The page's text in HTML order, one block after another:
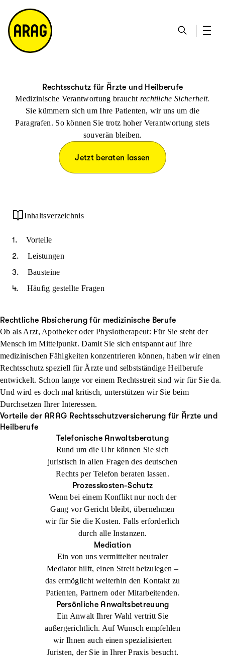
h
e
ta
k
ts
ei
te
e
m
a
p
Rechtsschutz für Ärzte und Heilberufe
Medizinische Verantwortung braucht rechtliche Sicherheit.
Sie kümmern sich um Ihre Patienten, wir uns um die
Paragrafen. So können Sie trotz hoher Verantwortung stets
souverän bleiben.
Jetzt beraten lassen
Inhaltsverzeichnis
Vorteile
Leistungen
Bausteine
Häufig gestellte Fragen
Rechtliche Absicherung für medizinische Berufe
Ob als Arzt, Apotheker oder Physiotherapeut: Für Sie steht der
Mensch im Mittelpunkt. Damit Sie sich entspannt auf Ihre
medizinischen Fähigkeiten konzentrieren können, haben wir einen
Rechtsschutz speziell für Ärzte und selbstständige Heilberufe
entwickelt. Schon lange vor einem Rechtsstreit sind wir für Sie da.
Und wird es doch mal kritisch, unterstützen wir Sie beim
Durchsetzen Ihrer Interessen.
Vorteile der ARAG Rechtsschutzversicherung für Ärzte und
Heilberufe
Telefonische Anwaltsberatung
Rund um die Uhr können Sie sich
juristisch in allen Fragen des deutschen
Rechts per Telefon beraten lassen.
Prozesskosten-Schutz
Wenn bei einem Konflikt nur noch der
Gang vor Gericht bleibt, übernehmen
wir für Sie die Kosten. Falls erforderlich
durch alle Instanzen.
Mediation
Ein von uns vermittelter neutraler
Mediator hilft, einen Streit beizulegen –
das ermöglicht weiterhin den Kontakt zu
Patienten, Partnern oder Mitarbeitenden.
Persönliche Anwaltsbetreuung
Ein Anwalt Ihrer Wahl vertritt Sie
außergerichtlich. Auf Wunsch empfehlen
wir Ihnen auch einen spezialisierten
Juristen, der Sie in Ihrer Praxis besucht.